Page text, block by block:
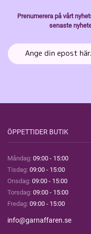
Prenumerera på vårt
senaste
ÖPPETTIDER BUTIK
Måndag: 09:00 - 15:00
Tisdag: 09:00 - 15:00
Onsdag: 09:00 - 15:00
Torsdag: 09:00 - 15:00
Fredag: 09:00 - 15:00
info@garnaffaren.se